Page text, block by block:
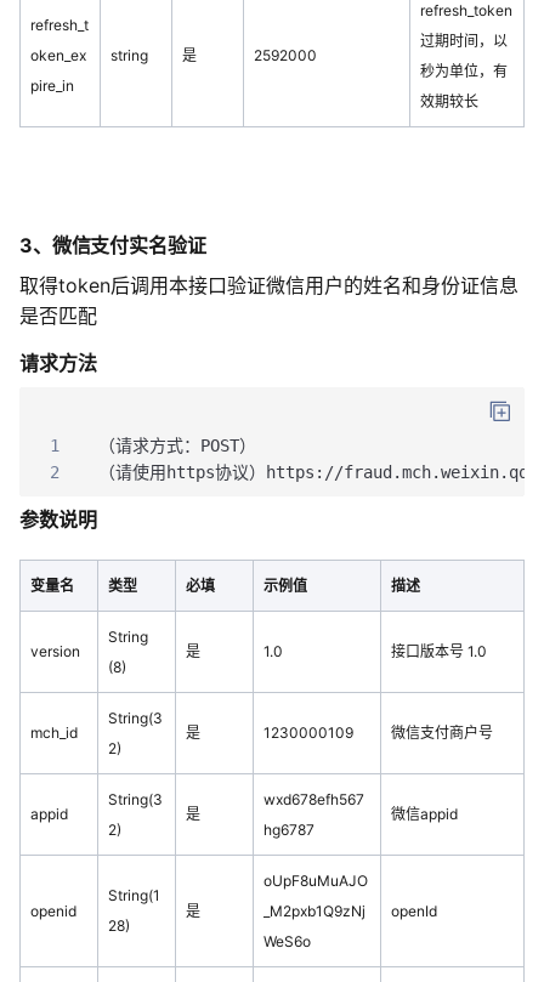
refresh_t
oken_ex
pire_in
string 是 2592000
refresh_token
过期时间，以
秒为单位，有
效期较长
3、微信支付实名验证
取得token后调用本接口验证微信用户的姓名和身份证信息
是否匹配
请求方法
1
（请求方式：POST）
2
（请使用https协议）https://
参数说明
变量名 类型 必填 示例值 描述
version
String
(8)
是 1.0 接口版本号 1.0
mch_id
String(3
2)
是 1230000109 微信支付商户号
appid
String(3
2)
是
wxd678efh567
hg6787
微信appid
openid
String(1
28)
是
oUpF8uMuAJO
_M2pxb1Q9zNj
WeS6o
openId